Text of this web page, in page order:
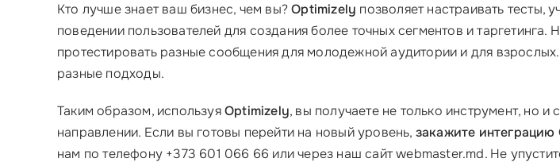
Кто лучше знает ваш бизнес, чем вы?Optimizely позволяет настраивать тесты,
поведении пользователей для создания более точных сегментов и
протестировать разные сообщения для молодежной аудитории и для
разные подходы.
Таким образом, используяOptimizely, вы получаете не только инструмент, но
направлении. Если вы готовы перейти на новый уровень, закажите интеграцию
нам по телефону +373 601 066 66 или через наш сайт webmaster.md. Не